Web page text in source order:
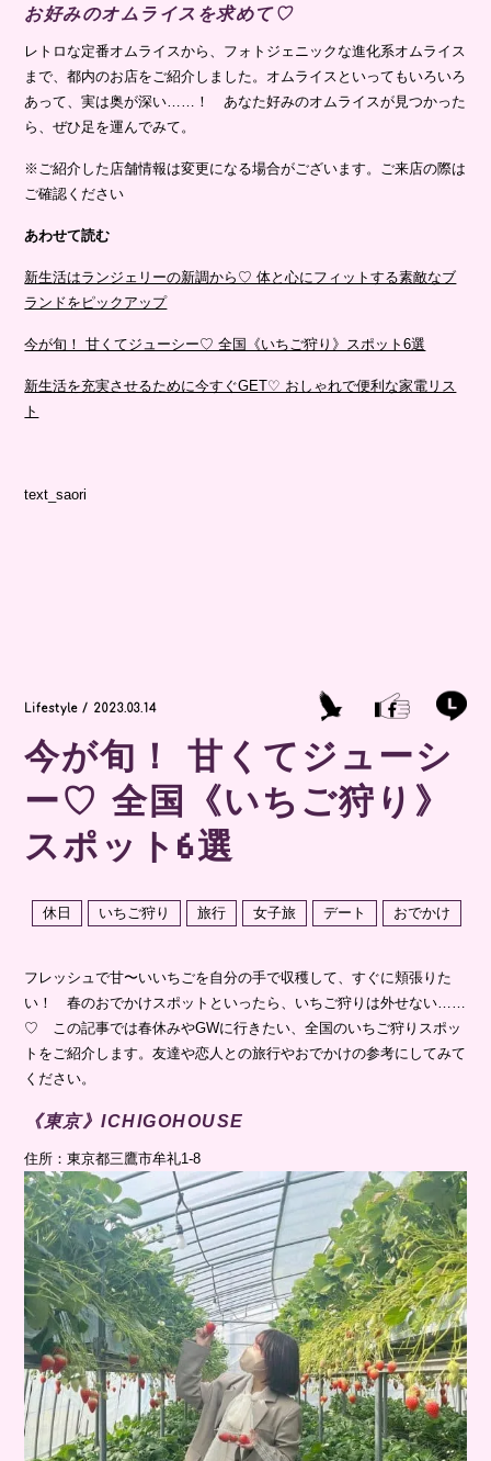
お好みのオムライスを求めて♡
レトロな定番オムライスから、フォトジェニックな進化系オムライス
まで、都内のお店をご紹介しました。オムライスといってもいろいろ
あって、実は奥が深い……！ あなた好みのオムライスが見つかった
ら、ぜひ足を運んでみて。
※ご紹介した店舗情報は変更になる場合がございます。ご来店の際は
ご確認ください⁣⁣⁣⁣⁣⁣⁣
あわせて読む
新生活はランジェリーの新調から♡ 体と心にフィットする素敵なブ
ランドをピックアップ
今が旬！ 甘くてジューシー♡ 全国《いちご狩り》スポット6選
新生活を充実させるために今すぐGET♡ おしゃれで便利な家電リス
ト
text_saori
Lifestyle / 2023.03.14
今が旬！ 甘くてジューシ
ー♡ 全国《いちご狩り》
スポット6選
休日 いちご狩り 旅行 女子旅 デート おでかけ
フレッシュで甘〜いいちごを自分の手で収穫して、すぐに頬張りた
い！ 春のおでかけスポットといったら、いちご狩りは外せない……
♡ この記事では春休みやGWに行きたい、全国のいちご狩りスポッ
トをご紹介します。友達や恋人との旅行やおでかけの参考にしてみて
ください。
《東京》ICHIGOHOUSE
住所：東京都三鷹市牟礼1-8